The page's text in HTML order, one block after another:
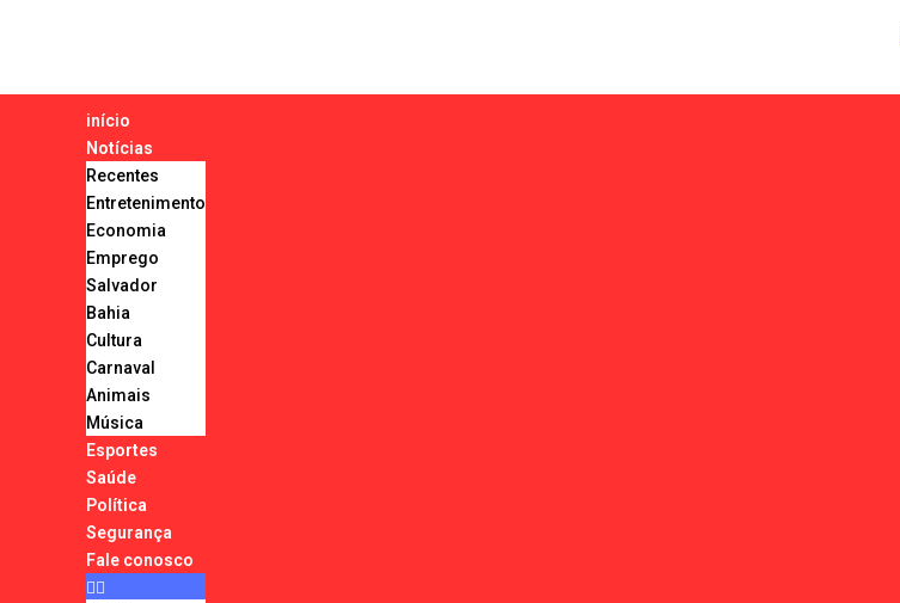
início
Notícias
Recentes
Entretenimento
Economia
Emprego
Salvador
Bahia
Cultura
Carnaval
Animais
Música
Esportes
Saúde
Política
Segurança
Fale conosco